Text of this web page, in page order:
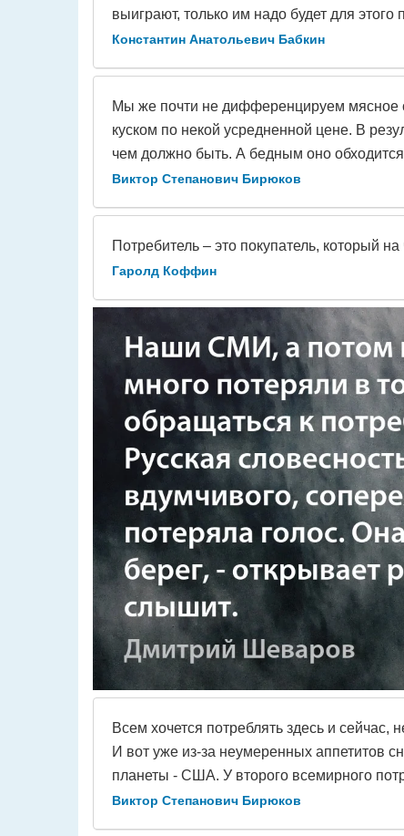
выиграют, только им надо будет для этого
Константин Анатольевич Бабкин
Мы же почти не дифференцируем мясное
куском по некой усредненной цене. В
чем должно быть. А бедным оно
Виктор Степанович Бирюков
Потребитель – это покупатель, который
Гаролд Коффин
Всем хочется потреблять здесь и сейчас,
И вот уже из-за неумеренных аппетитов
планеты - США. У второго всемирного
Виктор Степанович Бирюков